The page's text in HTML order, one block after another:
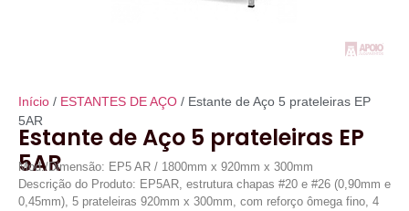
Início / ESTANTES DE AÇO / Estante de Aço 5 prateleiras EP
5AR
Estante de Aço 5 prateleiras EP
5AR
Mod./Dimensão: EP5 AR / 1800mm x 920mm x 300mm
Descrição do Produto: EP5AR, estrutura chapas #20 e #26 (0,90mm e
0,45mm), 5 prateleiras 920mm x 300mm, com reforço ômega fino, 4